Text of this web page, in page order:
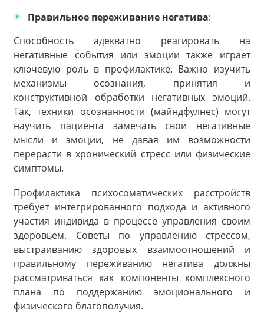
Правильное переживание негатива:
Способность адекватно реагировать на
негативные события или эмоции также играет
ключевую роль в профилактике. Важно изучить
механизмы осознания, принятия и
конструктивной обработки негативных эмоций.
Так, техники осознанности (майндфулнес) могут
научить пациента замечать свои негативные
мысли и эмоции, не давая им возможности
перерасти в хронический стресс или физические
симптомы.
Профилактика психосоматических расстройств
требует интегрированного подхода и активного
участия индивида в процессе управления своим
здоровьем. Советы по управлению стрессом,
выстраиванию здоровых взаимоотношений и
правильному переживанию негатива должны
рассматриваться как компоненты комплексного
плана по поддержанию эмоционального и
физического благополучия.